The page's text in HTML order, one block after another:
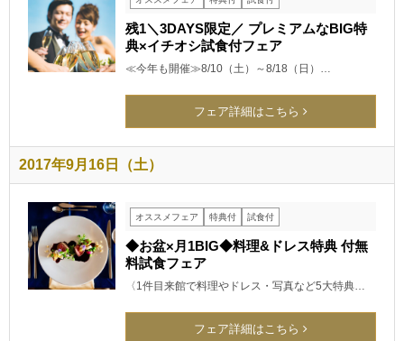
残1＼3DAYS限定／ プレミアムなBIG特
典×イチオシ試食付フェア
≪今年も開催≫8/10（土）～8/18（日）…
フェア詳細はこちら
2017年9月16日（土）
オススメフェア 特典付 試食付
◆お盆×月1BIG◆料理&ドレス特典 付無
料試食フェア
〈1件目来館で料理やドレス・写真など5大特典…
フェア詳細はこちら